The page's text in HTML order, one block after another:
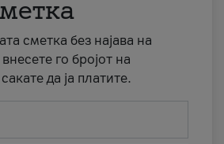
сметка без најава на
го бројот на
да ја платите.